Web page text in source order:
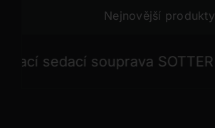
Nejnovější produkty
sedací souprava SOTTER